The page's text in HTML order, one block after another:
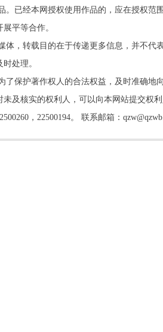
已经本网授权使用作品的，应在授权范
平等合作。
，转载目的在于传递更多信息，并不代
处理。
保护著作权人的合法权益，及时准确地
及核实的权利人，可以向本网站提交权
，22500194。 联系邮箱：